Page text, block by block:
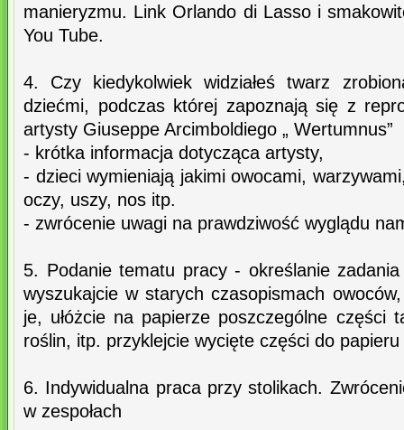
manieryzmu. Link Orlando di Lasso i
You Tube.
4. Czy kiedykolwiek widziałeś twarz
dziećmi, podczas której zapoznają się z
artysty Giuseppe Arcimboldiego „ Wertumnus”
- krótka informacja dotycząca artysty,
- dzieci wymieniają jakimi owocami,
oczy, uszy, nos itp.
- zwrócenie uwagi na prawdziwość wyglądu
5. Podanie tematu pracy - określanie
wyszukajcie w starych czasopismach
je, ułóżcie na papierze poszczególne części
roślin, itp. przyklejcie wycięte części do papieru
6. Indywidualna praca przy stolikach.
w zespołach